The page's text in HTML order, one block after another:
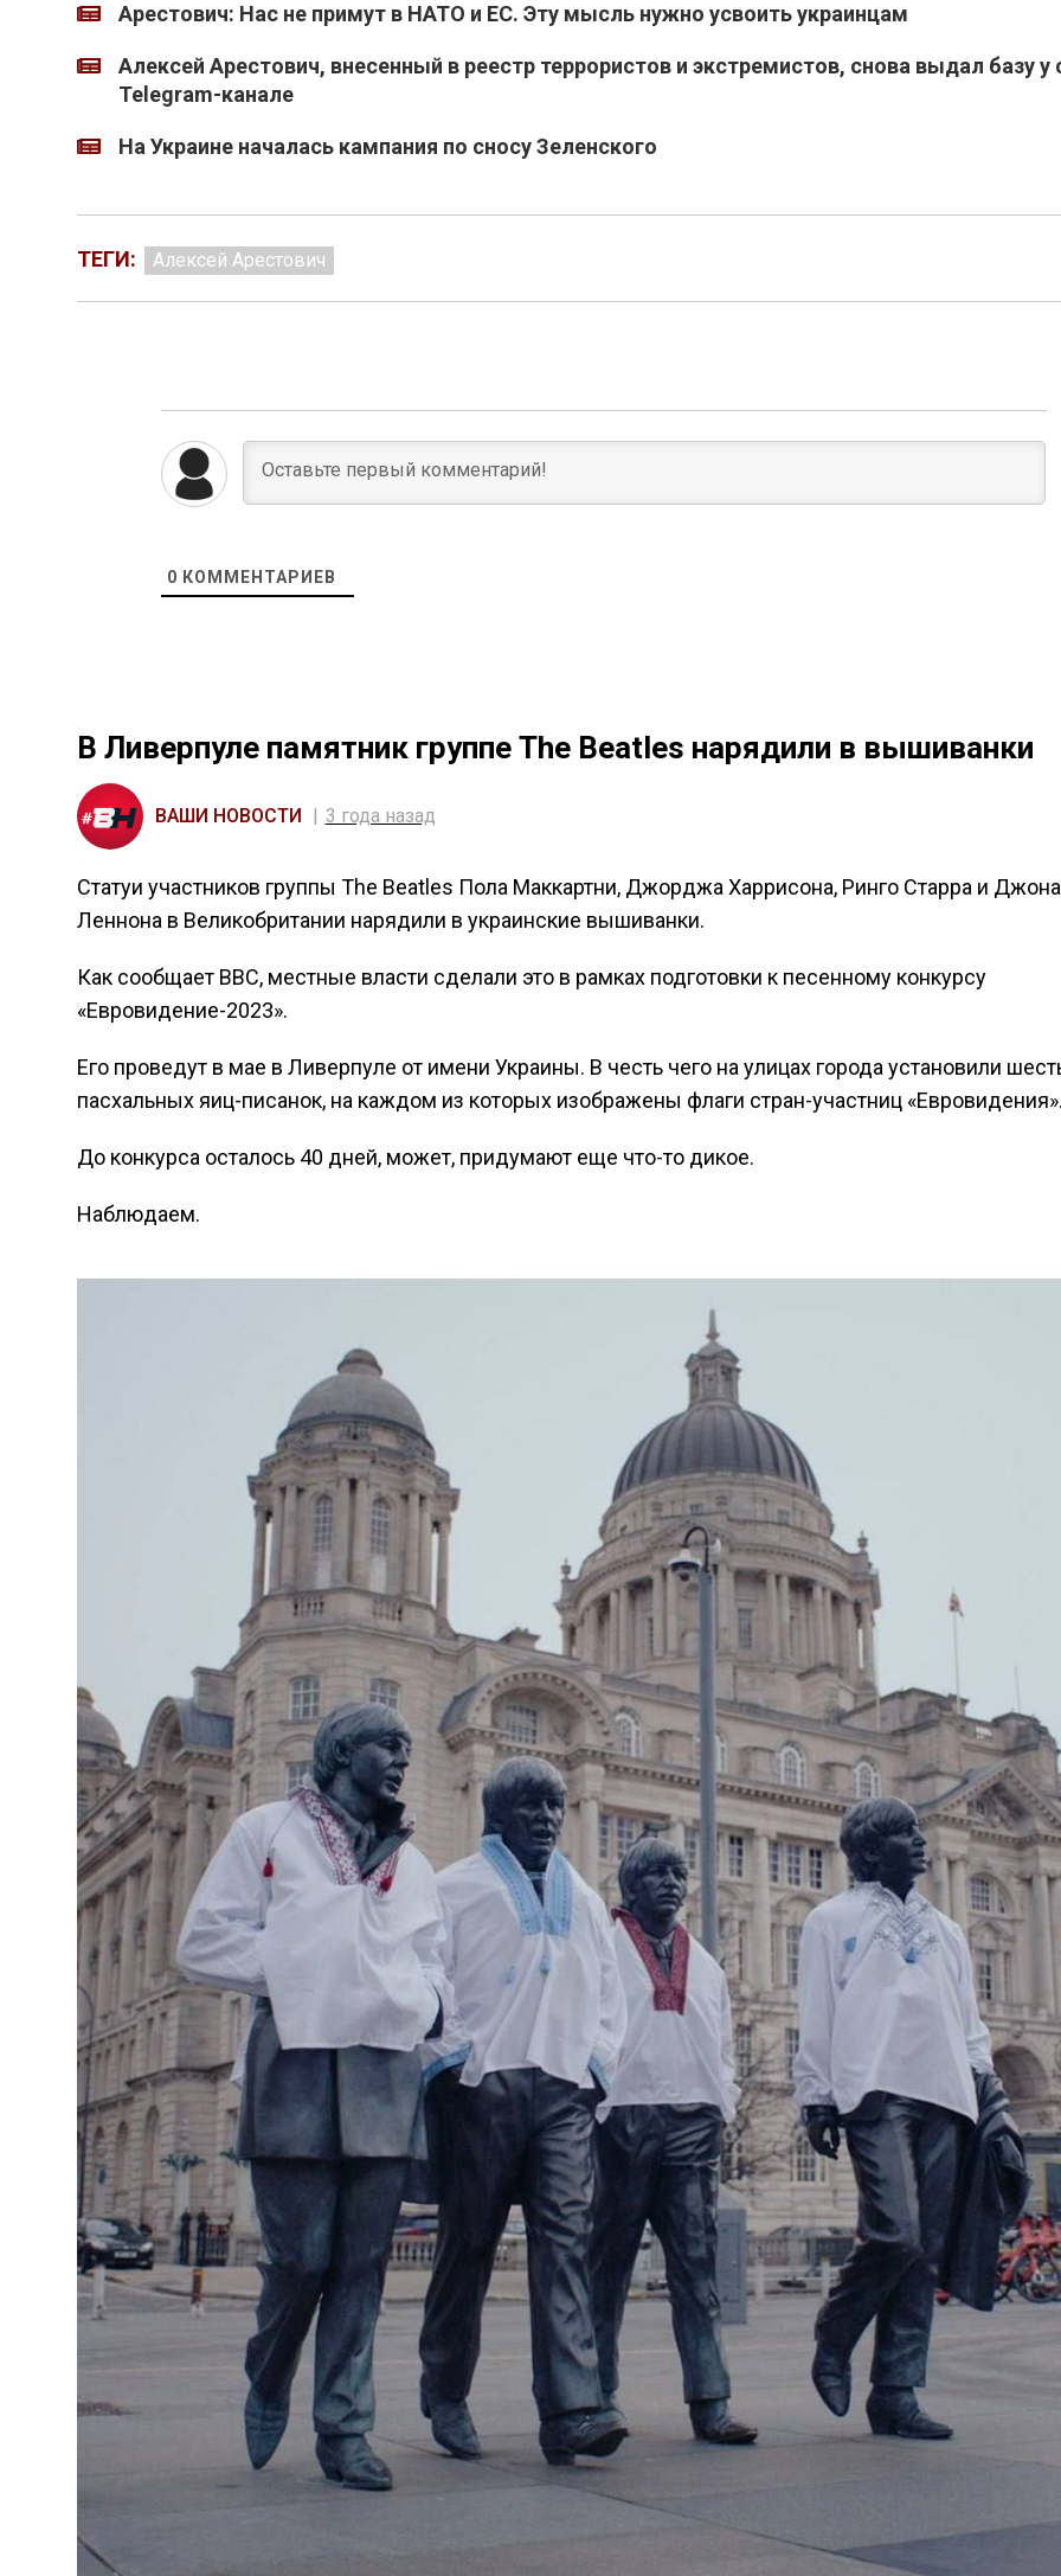
Арестович: Нас не примут в НАТО и ЕС. Эту мысль нужно усвоить украинцам
Алексей Арестович, внесенный в реестр террористов и экстремистов, снова выдал базу у
Telegram-канале
На Украине началась кампания по сносу Зеленского
ТЕГИ: Алексей Арестович
0 КОММЕНТАРИЕВ
В Ливерпуле памятник группе The Beatles нарядили в вышиванки
ВАШИ НОВОСТИ 3 года назад
Статуи участников группы The Beatles Пола Маккартни, Джорджа Харрисона, Ринго Старра и Джона
Леннона в Великобритании нарядили в украинские вышиванки.
Как сообщает ВВС, местные власти сделали это в рамках подготовки к песенному конкурсу
«Евровидение-2023».
Его проведут в мае в Ливерпуле от имени Украины. В честь чего на улицах города установили
пасхальных яиц-писанок, на каждом из которых изображены флаги стран-участниц
До конкурса осталось 40 дней, может, придумают еще что-то дикое.
Наблюдаем.